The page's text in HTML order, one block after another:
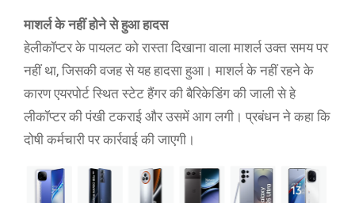
माशर्ल के नहीं होने से हुआ हादस
हेलीकॉप्टर के पायलट को रास्ता दिखाना वाला माशर्ल उक्त समय पर
नहीं था, जिसकी वजह से यह हादसा हुआ। माशर्ल के नहीं रहने के
कारण एयरपोर्ट स्थित स्टेट हैंगर की बैरिकेडिंग की जाली से हे
लीकॉप्टर की पंखी टकराई और उसमें आग लगी। प्रबंधन ने कहा कि
दोषी कर्मचारी पर कार्रवाई की जाएगी।